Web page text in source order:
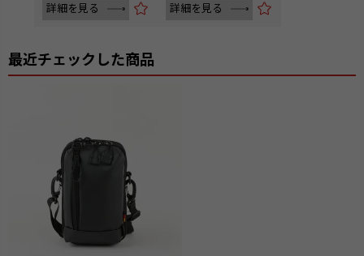
詳細を見る 詳細を見る
最近チェックした商品